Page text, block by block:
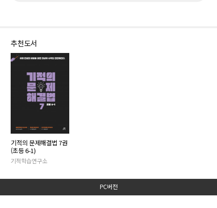
추천도서
기적의 문제해결법 7권
(초등 6-1)
기적학습연구소
PC버전